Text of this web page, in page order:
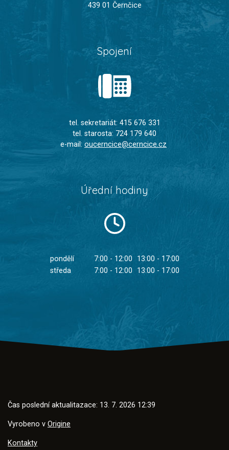
439 01 Černčice
Spojení
tel. sekretariát: 415 676 331
tel. starosta: 724 179 640
e-mail: oucerncice@cerncice.cz
Úřední hodiny
pondělí 7:00 - 12:00
13:00 - 17:00
středa
7:00 - 12:00 13:00 - 17:00
Čas poslední aktualitazace: 13. 7. 2026 12:39
Vyrobeno v Origine
Kontakty